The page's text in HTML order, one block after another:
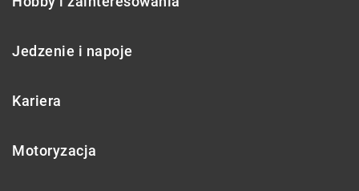
Jedzenie i napoje
Kariera
Motoryzacja